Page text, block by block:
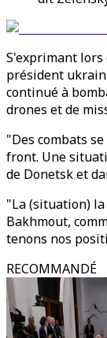
S'exprimant
président
continué à
drones et de
"Des combats
front. Une
de Donetsk et
"La (situation)
Bakhmout,
tenons nos
RECOMMANDÉ